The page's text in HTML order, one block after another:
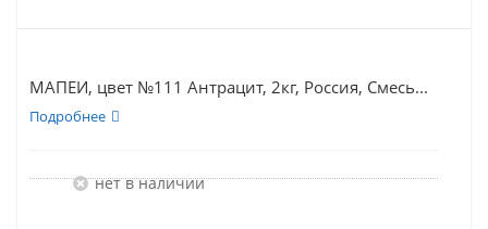
МАПЕИ, цвет №111 Антрацит, 2кг, Россия, Смесь...
Подробнее
Нет в наличии